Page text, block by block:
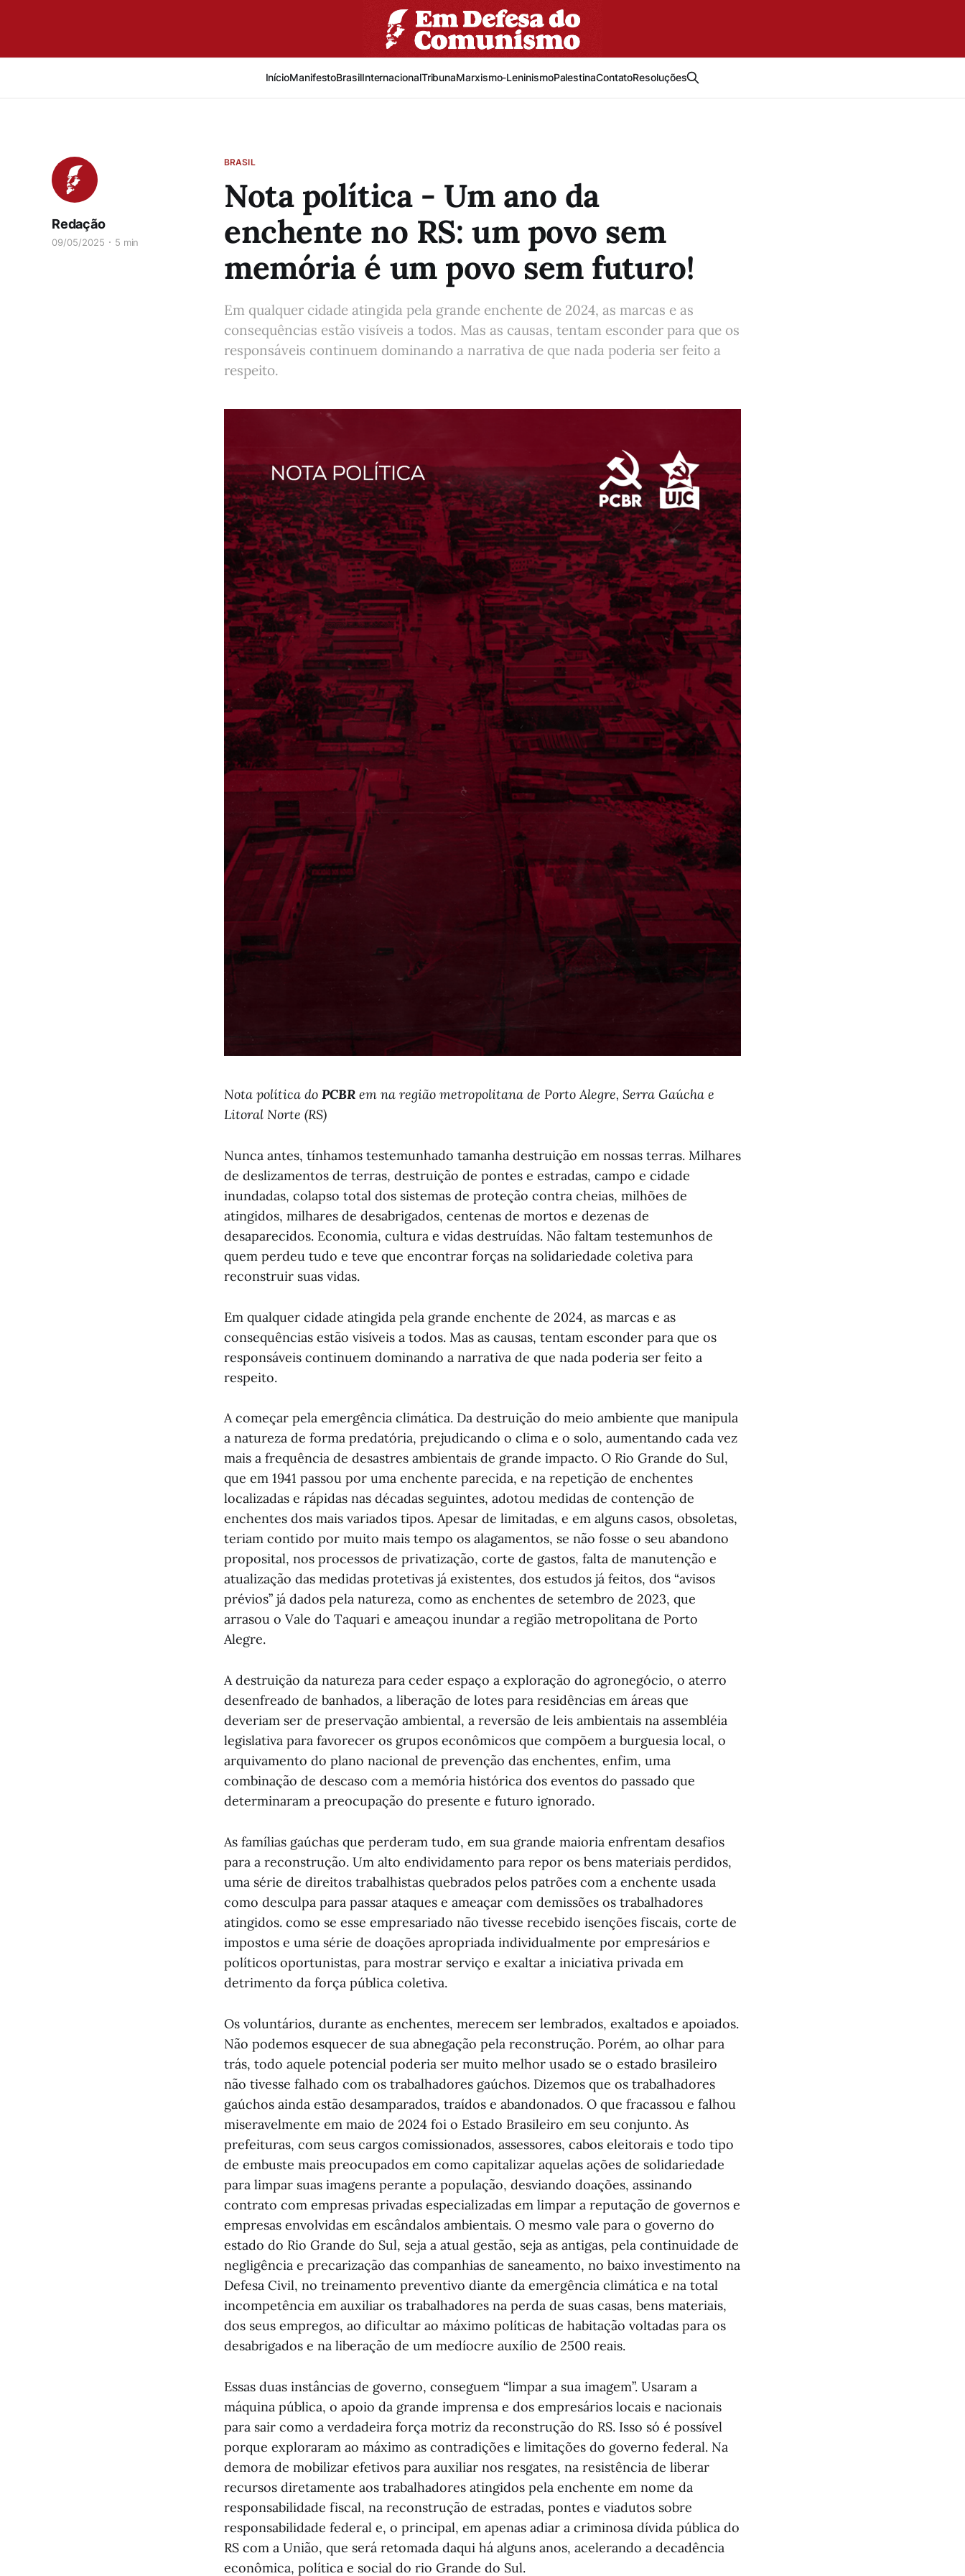
InícioManifestoBrasilInternacionalTribunaMarxismo-LeninismoPalestinaContatoResoluções
BRASIL
Nota política - Um ano da
enchente no RS: um povo sem
memória é um povo sem futuro!
Redação
09/05/2025 5 min
Em qualquer cidade atingida pela grande enchente de 2024, as marcas e as
consequências estão visíveis a todos. Mas as causas, tentam esconder para que os
responsáveis continuem dominando a narrativa de que nada poderia ser feito a
respeito.
Nota política do PCBR em na região metropolitana de Porto Alegre, Serra Gaúcha e
Litoral Norte (RS)
Nunca antes, tínhamos testemunhado tamanha destruição em nossas terras. Milhares
de deslizamentos de terras, destruição de pontes e estradas, campo e cidade
inundadas, colapso total dos sistemas de proteção contra cheias, milhões de
atingidos, milhares de desabrigados, centenas de mortos e dezenas de
desaparecidos. Economia, cultura e vidas destruídas. Não faltam testemunhos de
quem perdeu tudo e teve que encontrar forças na solidariedade coletiva para
reconstruir suas vidas.
Em qualquer cidade atingida pela grande enchente de 2024, as marcas e as
consequências estão visíveis a todos. Mas as causas, tentam esconder para que os
responsáveis continuem dominando a narrativa de que nada poderia ser feito a
respeito.
A começar pela emergência climática. Da destruição do meio ambiente que manipula
a natureza de forma predatória, prejudicando o clima e o solo, aumentando cada vez
mais a frequência de desastres ambientais de grande impacto. O Rio Grande do Sul,
que em 1941 passou por uma enchente parecida, e na repetição de enchentes
localizadas e rápidas nas décadas seguintes, adotou medidas de contenção de
enchentes dos mais variados tipos. Apesar de limitadas, e em alguns casos, obsoletas,
teriam contido por muito mais tempo os alagamentos, se não fosse o seu abandono
proposital, nos processos de privatização, corte de gastos, falta de manutenção e
atualização das medidas protetivas já existentes, dos estudos já feitos, dos “avisos
prévios” já dados pela natureza, como as enchentes de setembro de 2023, que
arrasou o Vale do Taquari e ameaçou inundar a região metropolitana de Porto
Alegre.
A destruição da natureza para ceder espaço a exploração do agronegócio, o aterro
desenfreado de banhados, a liberação de lotes para residências em áreas que
deveriam ser de preservação ambiental, a reversão de leis ambientais na assembléia
legislativa para favorecer os grupos econômicos que compõem a burguesia local, o
arquivamento do plano nacional de prevenção das enchentes, enfim, uma
combinação de descaso com a memória histórica dos eventos do passado que
determinaram a preocupação do presente e futuro ignorado.
As famílias gaúchas que perderam tudo, em sua grande maioria enfrentam desafios
para a reconstrução. Um alto endividamento para repor os bens materiais perdidos,
uma série de direitos trabalhistas quebrados pelos patrões com a enchente usada
como desculpa para passar ataques e ameaçar com demissões os trabalhadores
atingidos. como se esse empresariado não tivesse recebido isenções fiscais, corte de
impostos e uma série de doações apropriada individualmente por empresários e
políticos oportunistas, para mostrar serviço e exaltar a iniciativa privada em
detrimento da força pública coletiva.
Os voluntários, durante as enchentes, merecem ser lembrados, exaltados e apoiados.
Não podemos esquecer de sua abnegação pela reconstrução. Porém, ao olhar para
trás, todo aquele potencial poderia ser muito melhor usado se o estado brasileiro
não tivesse falhado com os trabalhadores gaúchos. Dizemos que os trabalhadores
gaúchos ainda estão desamparados, traídos e abandonados. O que fracassou e falhou
miseravelmente em maio de 2024 foi o Estado Brasileiro em seu conjunto. As
prefeituras, com seus cargos comissionados, assessores, cabos eleitorais e todo tipo
de embuste mais preocupados em como capitalizar aquelas ações de solidariedade
para limpar suas imagens perante a população, desviando doações, assinando
contrato com empresas privadas especializadas em limpar a reputação de governos e
empresas envolvidas em escândalos ambientais. O mesmo vale para o governo do
estado do Rio Grande do Sul, seja a atual gestão, seja as antigas, pela continuidade de
negligência e precarização das companhias de saneamento, no baixo investimento na
Defesa Civil, no treinamento preventivo diante da emergência climática e na total
incompetência em auxiliar os trabalhadores na perda de suas casas, bens materiais,
dos seus empregos, ao dificultar ao máximo políticas de habitação voltadas para os
desabrigados e na liberação de um medíocre auxílio de 2500 reais.
Essas duas instâncias de governo, conseguem “limpar a sua imagem”. Usaram a
máquina pública, o apoio da grande imprensa e dos empresários locais e nacionais
para sair como a verdadeira força motriz da reconstrução do RS. Isso só é possível
porque exploraram ao máximo as contradições e limitações do governo federal. Na
demora de mobilizar efetivos para auxiliar nos resgates, na resistência de liberar
recursos diretamente aos trabalhadores atingidos pela enchente em nome da
responsabilidade fiscal, na reconstrução de estradas, pontes e viadutos sobre
responsabilidade federal e, o principal, em apenas adiar a criminosa dívida pública do
RS com a União, que será retomada daqui há alguns anos, acelerando a decadência
econômica, política e social do rio Grande do Sul.